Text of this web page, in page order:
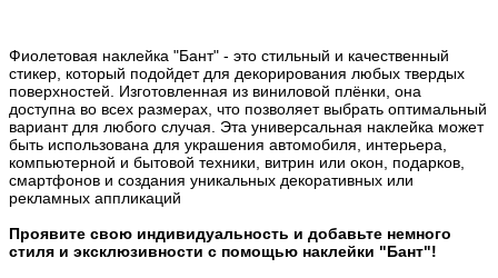
Фиолетовая наклейка "Бант" - это стильный и качественный
стикер, который подойдет для декорирования любых твердых
поверхностей. Изготовленная из виниловой плёнки, она
доступна во всех размерах, что позволяет выбрать оптимальный
вариант для любого случая. Эта универсальная наклейка может
быть использована для украшения автомобиля, интерьера,
компьютерной и бытовой техники, витрин или окон, подарков,
смартфонов и создания уникальных декоративных или
рекламных аппликаций
Проявите свою индивидуальность и добавьте немного
стиля и эксклюзивности с помощью наклейки "Бант"!